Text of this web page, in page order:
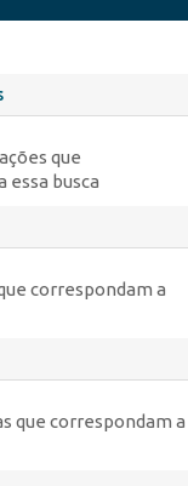
que
essa busca
correspondam a
que correspondam a